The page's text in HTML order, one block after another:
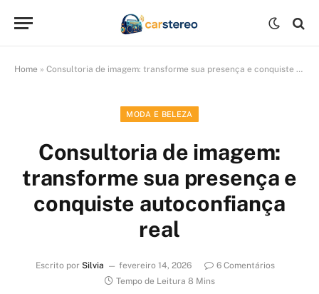
Home » Consultoria de imagem: transforme sua presença e conquiste autoconfiança real
MODA E BELEZA
Consultoria de imagem:
transforme sua presença e
conquiste autoconfiança
real
Escrito por Silvia fevereiro 14, 2026
6 Comentários
Tempo de Leitura 8 Mins